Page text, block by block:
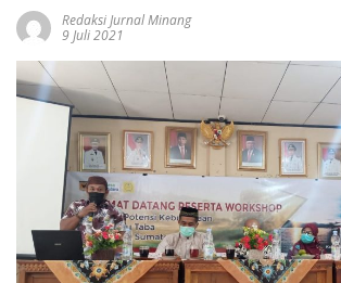
Redaksi Jurnal Minang
9 Juli 2021